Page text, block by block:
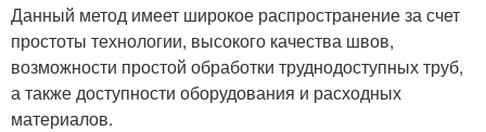
Данный метод имеет широкое распространение за счет
простоты технологии, высокого качества швов,
возможности простой обработки труднодоступных труб,
а также доступности оборудования и расходных
материалов.